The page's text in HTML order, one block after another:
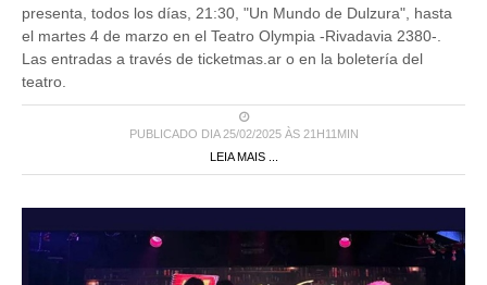
presenta, todos los días, 21:30, "Un Mundo de Dulzura", hasta
el martes 4 de marzo en el Teatro Olympia -Rivadavia 2380-.
Las entradas a través de ticketmas.ar o en la boletería del
teatro.
PUBLICADO DIA 25/02/2025 ÀS 21H11MIN
LEIA MAIS ...